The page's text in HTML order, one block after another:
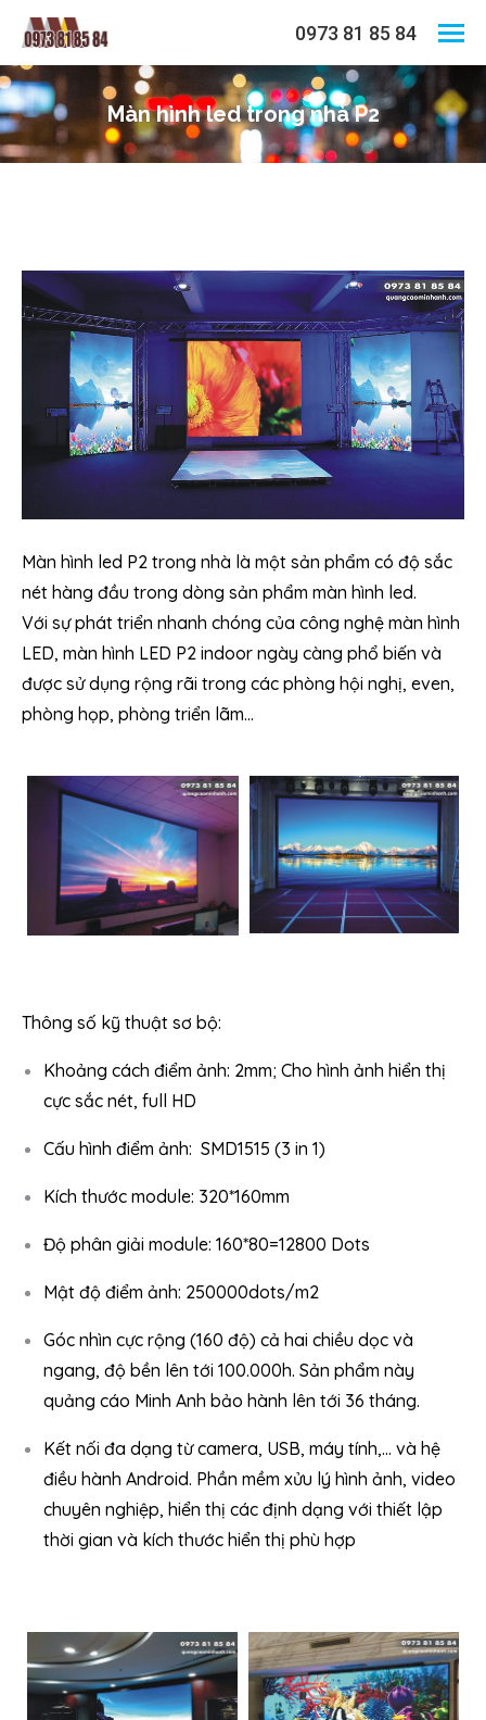
0973 81 85 84
Màn hình led trong nhà P2
You are here:
Màn hình led P2 trong nhà là một sản phẩm có độ sắc
nét hàng đầu trong dòng sản phẩm màn hình led.
Với sự phát triển nhanh chóng của công nghệ màn hình
LED, màn hình LED P2 indoor ngày càng phổ biến và
được sử dụng rộng rãi trong các phòng hội nghị, even,
phòng họp, phòng triển lãm…
Thông số kỹ thuật sơ bộ:
Khoảng cách điểm ảnh: 2mm; Cho hình ảnh hiển thị
cực sắc nét, full HD
Cấu hình điểm ảnh: SMD1515 (3 in 1)
Kích thước module: 320*160mm
Độ phân giải module: 160*80=12800 Dots
Mật độ điểm ảnh: 250000dots/m2
Góc nhìn cực rộng (160 độ) cả hai chiều dọc và
ngang, độ bền lên tới 100.000h. Sản phẩm này
quảng cáo Minh Anh bảo hành lên tới 36 tháng.
Kết nối đa dạng từ camera, USB, máy tính,… và hệ
điều hành Android. Phần mềm xửu lý hình ảnh, video
chuyên nghiệp, hiển thị các định dạng với thiết lập
thời gian và kích thước hiển thị phù hợp